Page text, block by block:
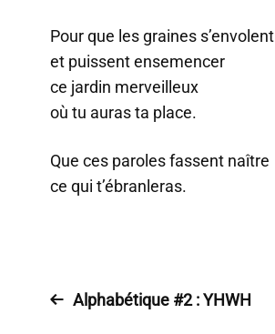
Pour que les graines s’envolent
et puissent ensemencer
ce jardin merveilleux
où tu auras ta place.
Que ces paroles fassent naître
ce qui t’ébranleras.
Alphabétique #2 : YHWH